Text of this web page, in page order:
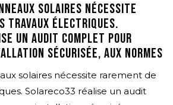
solaires nécessite
travaux électriques.
un audit complet pour
sécurisée, aux normes
solaires nécessite rarement de
Solareco33 réalise un audit